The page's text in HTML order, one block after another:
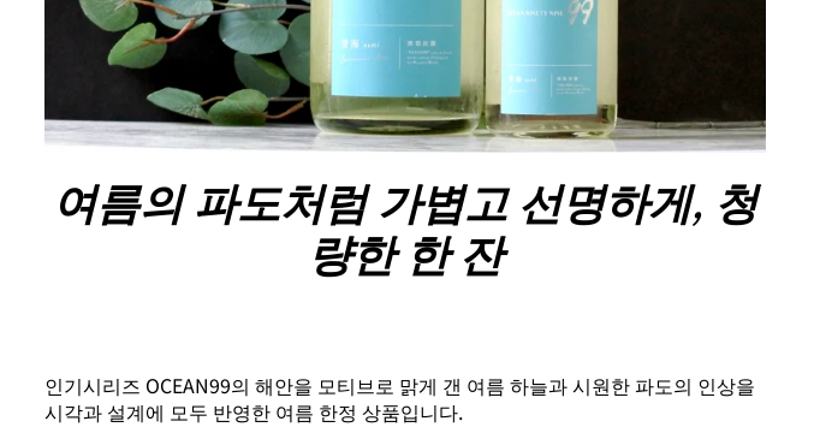
여름의 파도처럼 가볍고 선명하게, 청
량한 한 잔
인기시리즈 OCEAN99의 해안을 모티브로 맑게 갠 여름 하늘과 시원한 파도의 인상을
시각과 설계에 모두 반영한 여름 한정 상품입니다.